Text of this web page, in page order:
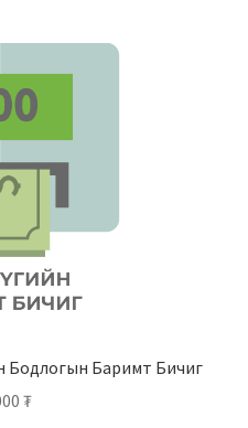
Бодлогын Баримт Бичиг
₮